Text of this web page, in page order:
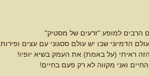
הרבים למופע "זרעים של מסטיק"
הדמיוני שבו יש עולם ססגוני עם עצים ופירות
ראיתי (על באמת) את העמק בשיא יופיו!
ואני מקווה לא רק פעם בחיים!